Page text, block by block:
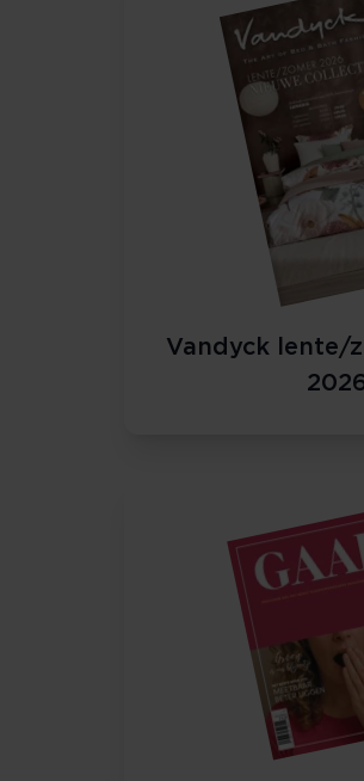
Vandyck lente/